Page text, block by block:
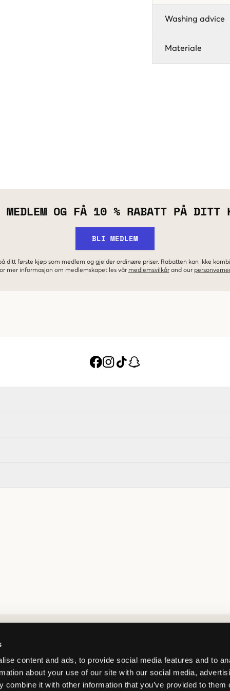
content and ads, to provide social media features and to
about your use of our site with our social media,
combine it with other information that you’ve provided to them
Washing advice
Materiale
OG FÅ 10 % RABATT PÅ DITT
BLI MEDLEM
ditt første kjøp som medlem og gjelder ordinære priser. Rabatten kan ikke
mer informasjon om medlemskapet les vår medlemsvilkår and our